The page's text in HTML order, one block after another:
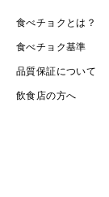
食べチョクとは？
食べチョク基準
品質保証について
飲食店の方へ